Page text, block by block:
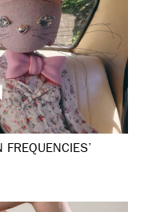
FREQUENCIES’